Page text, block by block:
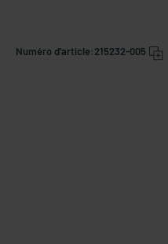
Numéro d'article:215232-005